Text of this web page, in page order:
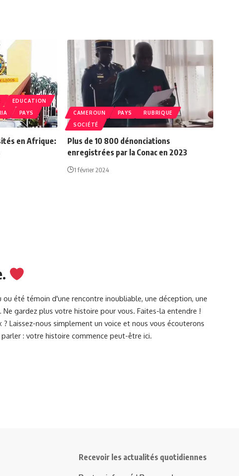
EDUCATION
PAYS
en Afrique:
CAMEROUN PAYS
RUBRIQUE
SOCIÉTÉ
Plus de 10 800 dénonciations
enregistrées par la Conac en 2023
1 février 2024
ou été témoin d'une rencontre inoubliable, une déception, une
Ne gardez plus votre histoire pour vous. Faites-la entendre !
Laissez-nous simplement un voice et nous vous écouterons
: votre histoire commence peut-être ici.
Recevoir les actualités quotidiennes